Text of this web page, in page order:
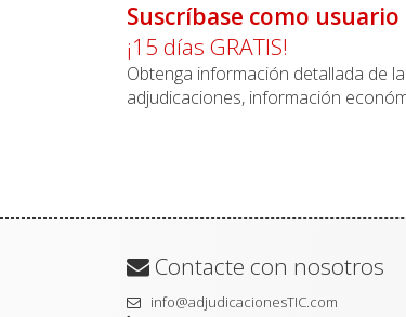
Suscríbase como
¡15 días GRATIS!
Obtenga información detallada de
adjudicaciones, información
Contacte con nosotros
info@adjudicacionesTIC.com